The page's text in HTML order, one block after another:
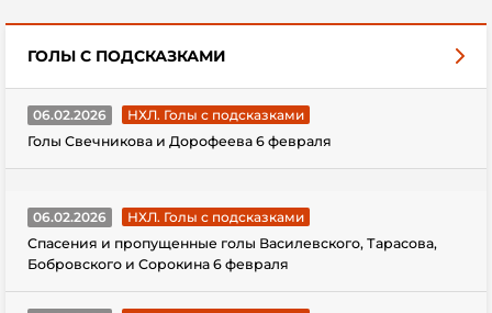
ГОЛЫ С ПОДСКАЗКАМИ
06.02.2026
НХЛ. Голы с подсказками
Голы Свечникова и Дорофеева 6 февраля
06.02.2026
НХЛ. Голы с подсказками
Спасения и пропущенные голы Василевского, Тарасова,
Бобровского и Сорокина 6 февраля